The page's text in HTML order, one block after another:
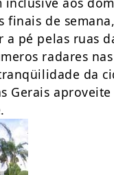
finais de
pé pelas ruas
radares
da
Gerais